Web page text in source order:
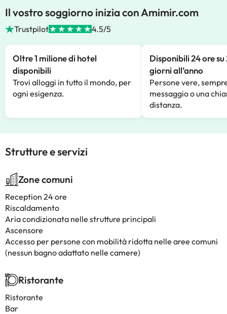
Il vostro soggiorno inizia con Amimir.com
Trustpilot 4.5/5
Oltre 1 milione di hotel
disponibili
Trovi alloggi in tutto il mondo, per
ogni esigenza.
Disponibili 24 ore su
giorni all’anno
Persone vere,
messaggio o una
distanza.
Strutture e servizi
Zone comuni
Reception 24 ore
Riscaldamento
Aria condizionata nelle strutture principali
Ascensore
Accesso per persone con mobilità ridotta nelle aree comuni
(nessun bagno adattato nelle camere)
Ristorante
Ristorante
Bar